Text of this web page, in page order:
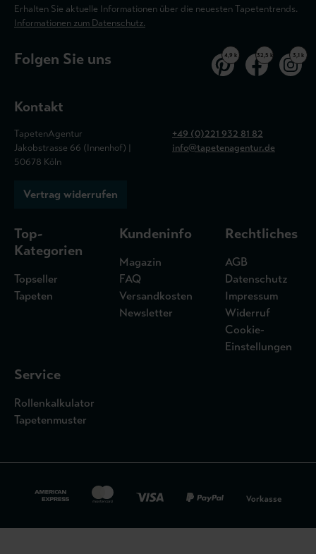
Erhalten Sie aktuelle Informationen über die neuesten Tapetentrends.
Informationen zum Datenschutz.
Folgen Sie uns 4,9 k 32,5 k 3,1 k
Kontakt
TapetenAgentur
Jakobstrasse 66 (Innenhof) |
50678 Köln
+49 (0)221 932 81 82
info@tapetenagentur.de
Vertrag widerrufen
Top-
Kategorien
Topseller
Tapeten
Kundeninfo
Magazin
FAQ
Versandkosten
Newsletter
Rechtliches
AGB
Datenschutz
Impressum
Widerruf
Cookie-
Einstellungen
Service
Rollenkalkulator
Tapetenmuster